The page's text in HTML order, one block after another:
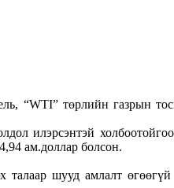
“WTI” төрлийн газрын
илэрсэнтэй
ам.доллар болсон.
талаар шууд амлалт